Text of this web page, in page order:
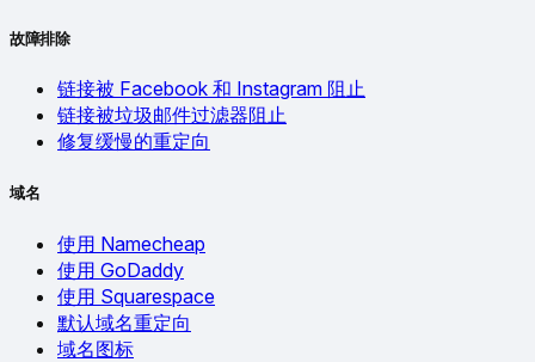
故障排除
链接被 Facebook 和 Instagram 阻止
链接被垃圾邮件过滤器阻止
修复缓慢的重定向
域名
使用 Namecheap
使用 GoDaddy
使用 Squarespace
默认域名重定向
域名图标